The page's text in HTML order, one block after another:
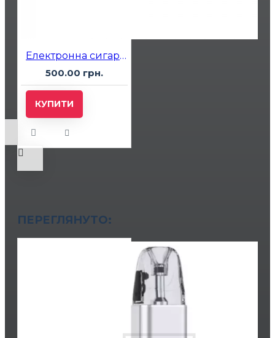
Електронна сигарета Katana 5000 Grape Energy (Виноградний Енергетик)
500.00 грн.
КУПИТИ
ПЕРЕГЛЯНУТО: